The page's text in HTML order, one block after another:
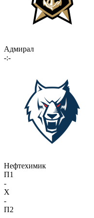
Адмирал
-:-
Нефтехимик
П1
-
X
-
П2